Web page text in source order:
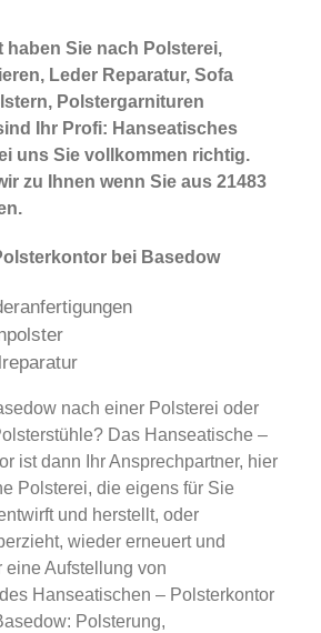
haben Sie nach Polsterei,
Leder Reparatur, Sofa
Polstergarnituren
Ihr Profi: Hanseatisches
uns Sie vollkommen richtig.
zu Ihnen wenn Sie aus 21483
bei Basedow
nach einer Polsterei oder
Das Hanseatische –
ist dann Ihr Ansprechpartner, hier
Polsterei, die eigens für Sie
und herstellt, oder
wieder erneuert und
eine Aufstellung von
Hanseatischen – Polsterkontor
Polsterung,